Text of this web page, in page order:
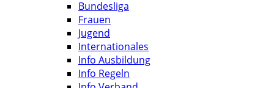
Bundesliga
Frauen
Jugend
Internationales
Info Ausbildung
Info Regeln